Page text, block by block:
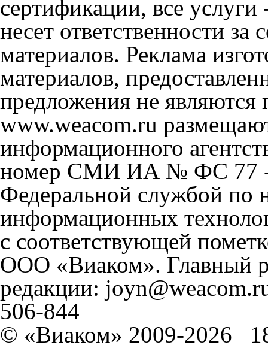
сертификации, все
несет ответственности
материалов. Реклама
материалов,
предложения не
www.weacom.ru
информационного
номер СМИ ИА № ФС 77 -
Федеральной службой по
информационных
с соответствующей
ООО «Виаком». Главный
редакции:
506-844
© «Виаком» 2009-2026